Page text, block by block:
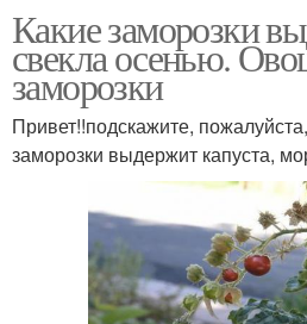
Какие заморозки
свекла осенью.
заморозки
Привет!!подскажите,
заморозки выдержит капуста,